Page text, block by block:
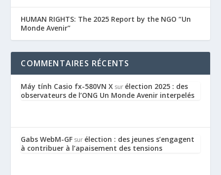
HUMAN RIGHTS: The 2025 Report by the NGO “Un
Monde Avenir”
COMMENTAIRES RÉCENTS
Máy tính Casio fx-580VN X sur élection 2025 : des
observateurs de l’ONG Un Monde Avenir interpelés
Gabs WebM-GF sur élection : des jeunes s’engagent
à contribuer à l’apaisement des tensions